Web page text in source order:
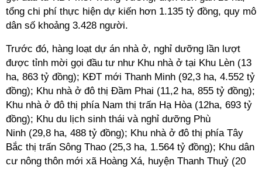
tổng chi phí thực hiện dự kiến hơn 1.135 tỷ đồng, quy mô
dân số khoảng 3.428 người.
Trước đó, hàng loạt dự án nhà ở, nghỉ dưỡng lần lượt
được tỉnh mời gọi đầu tư như Khu nhà ở tại Khu Lèn (13
ha, 863 tỷ đồng); KĐT mới Thanh Minh (92,3 ha, 4.552 tỷ
đồng); Khu nhà ở đô thị Đầm Phai (11,2 ha, 855 tỷ đồng);
Khu nhà ở đô thị phía Nam thị trấn Hạ Hòa (12ha, 693 tỷ
đồng); Khu du lịch sinh thái và nghỉ dưỡng Phù
Ninh (29,8 ha, 488 tỷ đồng); Khu nhà ở đô thị phía Tây
Bắc thị trấn Sông Thao (25,3 ha, 1.564 tỷ đồng); Khu dân
cư nông thôn mới xã Hoàng Xá, huyện Thanh Thuỷ (20